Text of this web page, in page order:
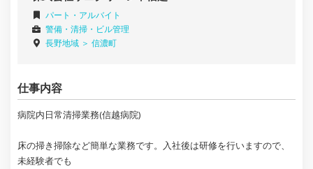
パート・アルバイト
警備・清掃・ビル管理
長野地域 ＞ 信濃町
仕事内容
病院内日常清掃業務(信越病院)
床の掃き掃除など簡単な業務です。入社後は研修を行いますので、
未経験者でも